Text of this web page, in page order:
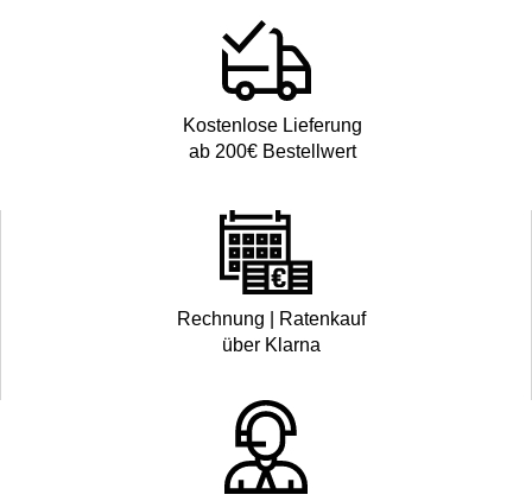
Kostenlose Lieferung
ab 200€ Bestellwert
Rechnung | Ratenkauf
über Klarna